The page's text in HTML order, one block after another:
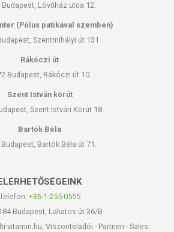
Budapest, Lövőház utca 12.
(Pólus patikával szemben)
Szentmihályi út 131.
Rákóczi út
Budapest, Rákóczi út 10.
Szent István körút
Szent István Körút 18.
Bartók Béla
Budapest, Bartók Béla út 71.
ELÉRHETŐSÉGEINK
Telefon: +36-1-255-0555
Budapest, Lakatos út 36/B
vitamin.hu, Viszonteladói - Partneri - Sales: